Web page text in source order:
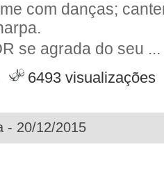
com danças;
se agrada do seu ...
6493 visualizações
- 20/12/2015